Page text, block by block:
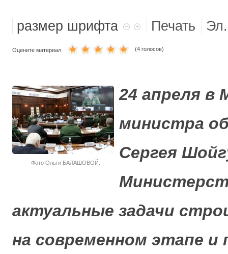
размер шрифта Печать
Оцените материал (4 голосов)
Фото Ольги БАЛАШОВОЙ.
24 апреля в
министра
Сергея
актуальные задачи
на современном этапе